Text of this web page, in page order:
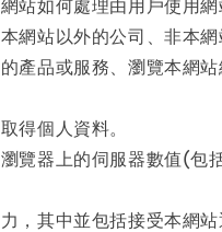
網站以外的公司、非本網
產品或服務、瀏覽本網
得個人資料。
覽器上的伺服器數值(
，其中並包括接受本網